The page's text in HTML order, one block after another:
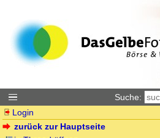
Suche:
Login
zurück zur Hauptseite